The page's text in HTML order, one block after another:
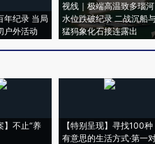
年纪录 当局
户外活动
视线｜极端高温致多瑙河
水位跌破纪录 二战沉船
猛犸象化石接连露出
】不止“养
【特别呈现】寻找100种
有意思的生活方式·第一